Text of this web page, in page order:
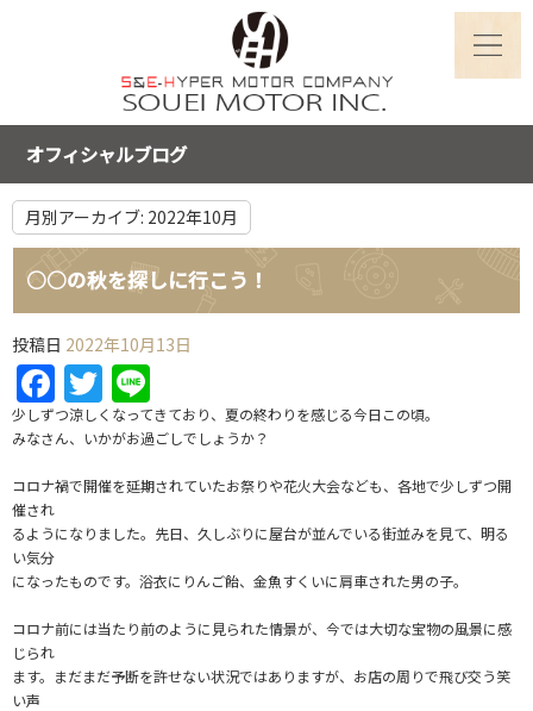
オフィシャルブログ
月別アーカイブ: 2022年10月
○○の秋を探しに行こう！
投稿日 2022年10月13日
Facebook
Twitter
少しずつ涼しくなってきており、夏の終わりを感じる今日この頃。
みなさん、いかがお過ごしでしょうか？
コロナ禍で開催を延期されていたお祭りや花火大会なども、各地で少しずつ開
催され
るようになりました。先日、久しぶりに屋台が並んでいる街並みを見て、明る
い気分
になったものです。浴衣にりんご飴、金魚すくいに肩車された男の子。
コロナ前には当たり前のように見られた情景が、今では大切な宝物の風景に感
じられ
ます。まだまだ予断を許せない状況ではありますが、お店の周りで飛び交う笑
い声